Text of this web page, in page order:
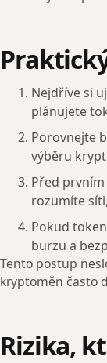
Nejdříve si
plánujete
Porovnejte
výběru
Před
rozumíte
Pokud
burzu a
Tento postup
kryptoměn často
Rizika,